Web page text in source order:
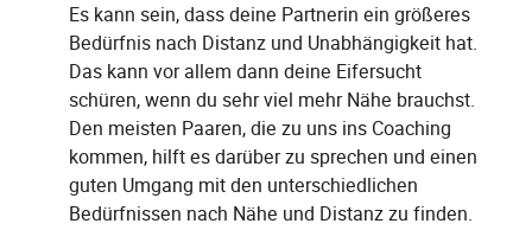
Es kann sein, dass deine Partnerin ein größeres
Bedürfnis nach Distanz und Unabhängigkeit hat.
Das kann vor allem dann deine Eifersucht
schüren, wenn du sehr viel mehr Nähe brauchst.
Den meisten Paaren, die zu uns ins Coaching
kommen, hilft es darüber zu sprechen und einen
guten Umgang mit den unterschiedlichen
Bedürfnissen nach Nähe und Distanz zu finden.